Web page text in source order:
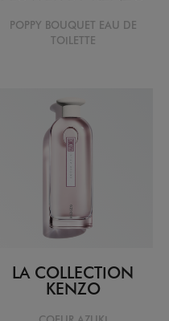
POPPY BOUQUET EAU DE
TOILETTE
LA COLLECTION
KENZO